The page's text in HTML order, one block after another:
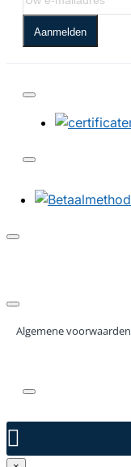
Aanmelden
Algemene voorwaarden